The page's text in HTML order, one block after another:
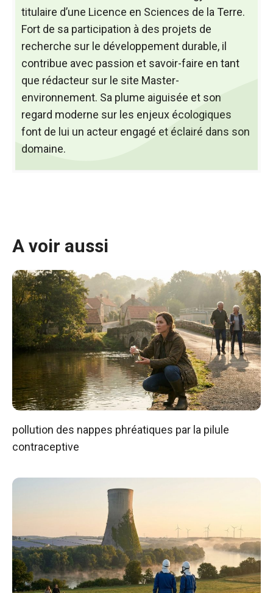
titulaire d’une Licence en Sciences de la Terre.
Fort de sa participation à des projets de
recherche sur le développement durable, il
contribue avec passion et savoir-faire en tant
que rédacteur sur le site Master-
environnement. Sa plume aiguisée et son
regard moderne sur les enjeux écologiques
font de lui un acteur engagé et éclairé dans son
domaine.
A voir aussi
pollution des nappes phréatiques par la pilule
contraceptive